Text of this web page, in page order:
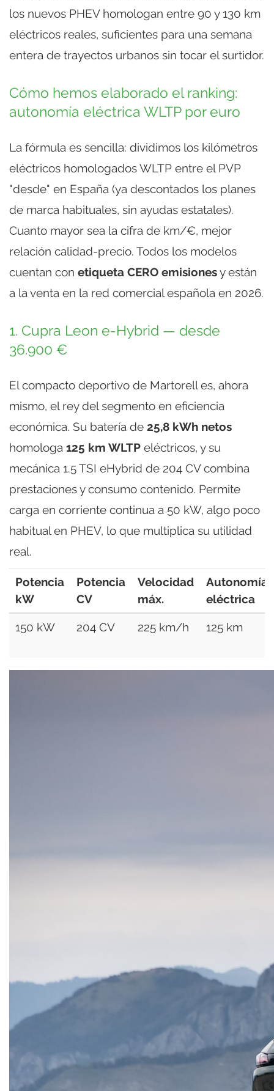
los nuevos PHEV homologan entre 90 y 130 km
eléctricos reales, suficientes para una semana
entera de trayectos urbanos sin tocar el surtidor.
Cómo hemos elaborado el ranking:
autonomía eléctrica WLTP por euro
La fórmula es sencilla: dividimos los kilómetros
eléctricos homologados WLTP entre el PVP
"desde" en España (ya descontados los planes
de marca habituales, sin ayudas estatales).
Cuanto mayor sea la cifra de km/€, mejor
relación calidad-precio. Todos los modelos
cuentan con etiqueta CERO emisionesy están
a la venta en la red comercial española en 2026.
1. Cupra Leon e-Hybrid — desde
36.900 €
El compacto deportivo de Martorell es, ahora
mismo, el rey del segmento en eficiencia
económica. Su batería de 25,8 kWh netos
homologa 125 km WLTP eléctricos, y su
mecánica 1.5 TSI eHybrid de 204 CV combina
prestaciones y consumo contenido. Permite
carga en corriente continua a 50 kW, algo poco
habitual en PHEV, lo que multiplica su utilidad
real.
Potencia
kW
Potencia
CV
Velocidad
máx.
Autonomía
eléctrica
150 kW 204 CV 225 km/h 125 km